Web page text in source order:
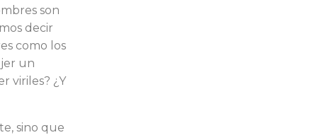
son
decir
como los
un
viriles? ¿Y
sino que